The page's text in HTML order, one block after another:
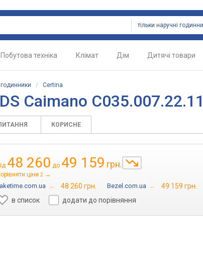
Побутова техніка Клімат Дім Дитячі товари
годинники / Certina
Caimano
КОРИСНЕ
48 260 до 49 159 грн.
ціни 2 →
→ 48 260 грн. Bezel.com.ua →
49 159 грн.
в список
додати до порівняння